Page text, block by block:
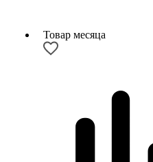
Товар месяца